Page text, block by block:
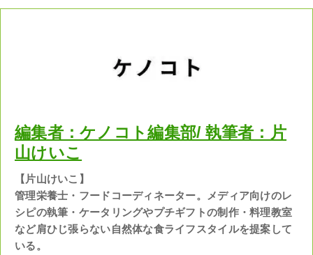
編集者：ケノコト編集部/ 執筆者：片
山けいこ
【片山けいこ】
管理栄養士・フードコーディネーター。メディア向けのレ
シピの執筆・ケータリングやプチギフトの制作・料理教室
など肩ひじ張らない自然体な食ライフスタイルを提案して
いる。